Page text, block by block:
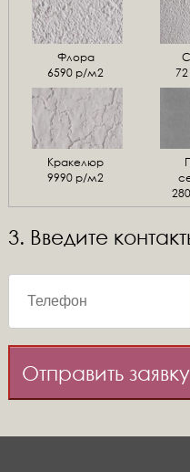
Флора
6590 р/м2
Кракелюр
9990 р/м2
3. Введите
Отправить заявку